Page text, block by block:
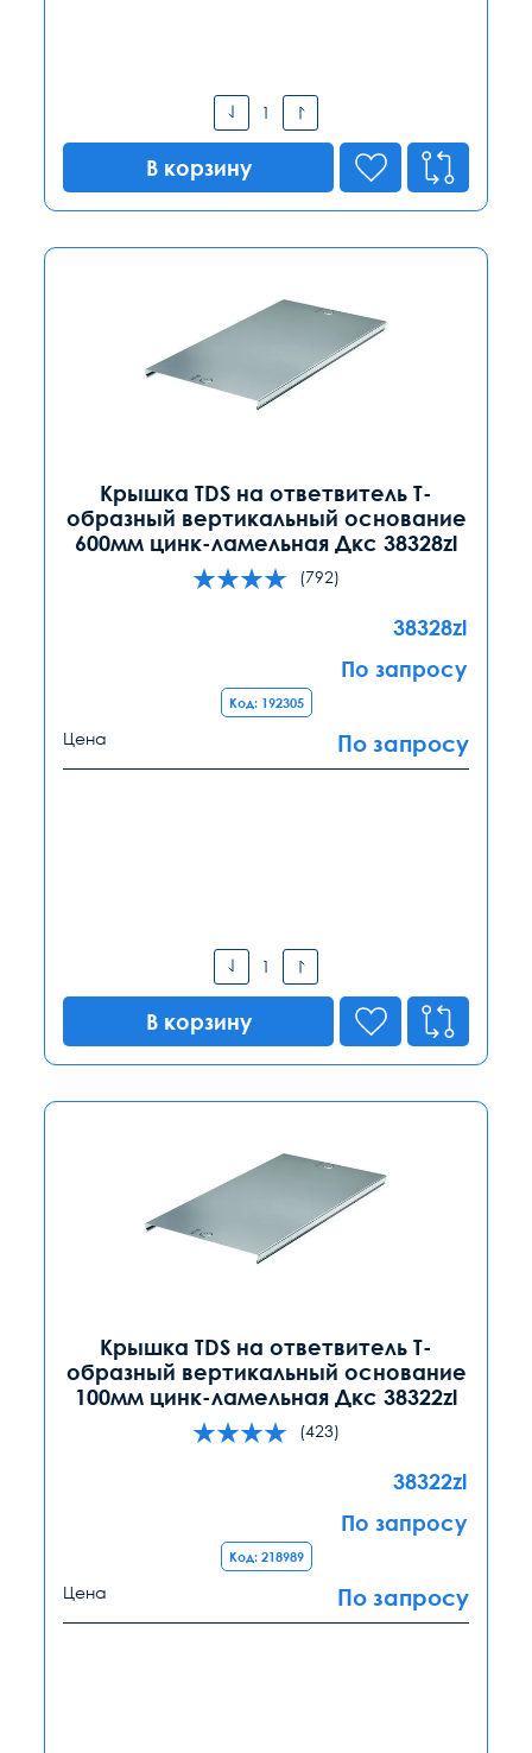
В корзину
Крышка TDS на ответвитель Т-
образный вертикальный основание
600мм цинк-ламельная Дкс 38328zl
(792)
38328zl
По запросу
Код: 192305
Цена По запросу
В корзину
Крышка TDS на ответвитель Т-
образный вертикальный основание
100мм цинк-ламельная Дкс 38322zl
(423)
38322zl
По запросу
Код: 218989
Цена По запросу